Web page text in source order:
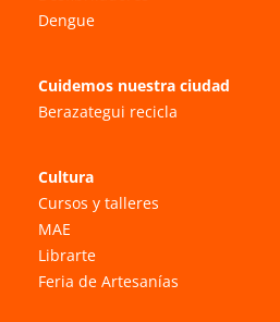
Dengue
Cuidemos nuestra ciudad
Berazategui recicla
Cultura
Cursos y talleres
MAE
Librarte
Feria de Artesanías